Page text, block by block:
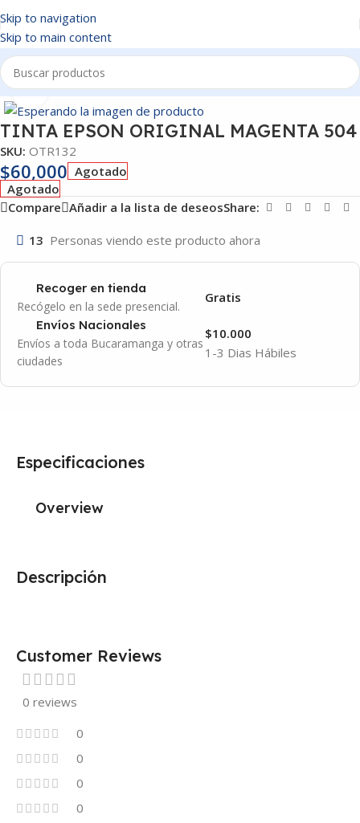
Skip to navigation
Skip to main content
Inicio/OTROS
Click to enlarge
TINTA EPSON ORIGINAL MAGENTA 504
SKU: OTR132
$60,000 Agotado
Agotado
Compare Añadir a la lista de deseosShare:
13 Personas viendo este producto ahora
Recoger en tienda
Recógelo en la sede presencial.
Gratis
Envíos Nacionales
Envíos a toda Bucaramanga y otras
ciudades
1-3 Dias Hábiles
$10.000
Descripción
Especificaciones
Overview
Customer Reviews
0 reviews
0
0
0
0